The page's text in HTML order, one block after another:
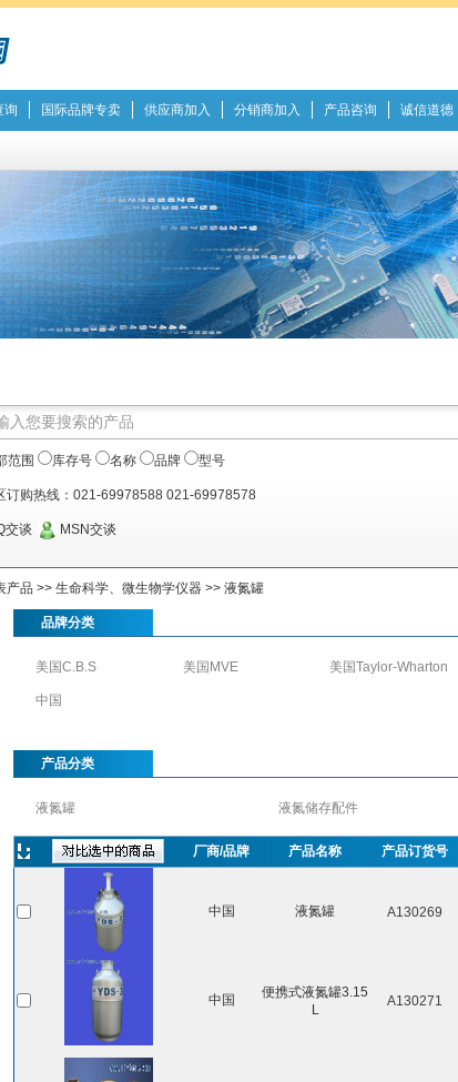
询 国际品牌专卖 供应商加入 分销商加入 产品咨询 诚信道德
范围 库存号 名称 品牌 型号
订购热线：021-69978588 021-69978578
交谈 MSN交谈
产品 >> 生命科学、微生物学仪器 >> 液氮罐
品牌分类
美国C.B.S 美国MVE 美国Taylor-Wharton
中国
产品分类
液氮罐 液氮储存配件
厂商/品牌 产品名称 产品订货号
中国 液氮罐 A130269
中国
便携式液氮罐3.15
L
A130271